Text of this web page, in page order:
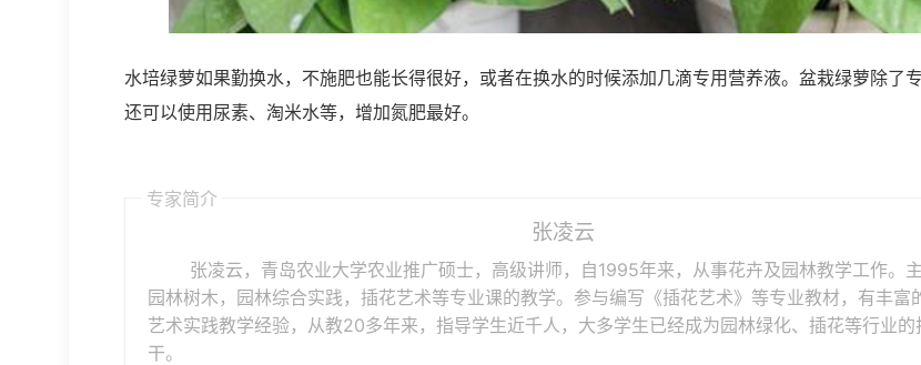
水培绿萝如果勤换水，不施肥也能长得很好，或者在换水的时候添加几滴专用营养液。盆栽绿萝除了
还可以使用尿素、淘米水等，增加氮肥最好。
专家简介
张凌云
张凌云，青岛农业大学农业推广硕士，高级讲师，自1995年来，从事花卉及园林教学工作。
园林树木，园林综合实践，插花艺术等专业课的教学。参与编写《插花艺术》等专业教材，有丰富
艺术实践教学经验，从教20多年来，指导学生近千人，大多学生已经成为园林绿化、插花等行业的
干。